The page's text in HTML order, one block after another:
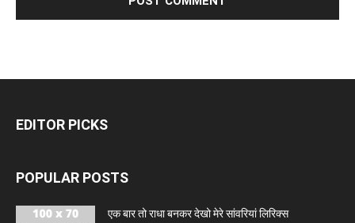
EDITOR PICKS
POPULAR POSTS
एक बार तो राधा बनकर देखो मेरे सांवरियां लिरिक्स